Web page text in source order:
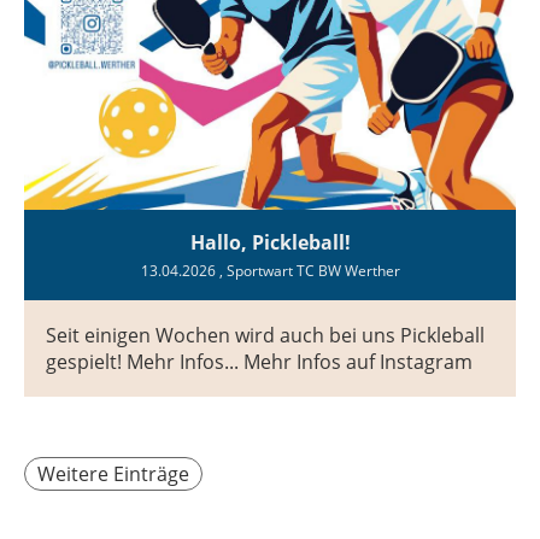
Hallo, Pickleball!
13.04.2026, Sportwart TC BW Werther
Seit einigen Wochen wird auch bei uns Pickleball
gespielt! Mehr Infos... Mehr Infos auf Instagram
Weitere Einträge